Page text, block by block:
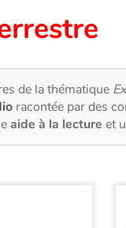
de la thématique
racontée par des
aide à la lecture et